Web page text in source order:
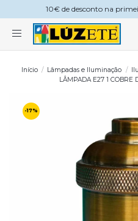
10€ de desconto na
Início Lâmpadas e Iluminação
LÂMPADA E27 1 COBRE
-17%